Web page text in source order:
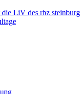
LiV des rbz steinburg